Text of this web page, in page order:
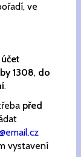
ve
účet
1308, do
.
před
vystavení